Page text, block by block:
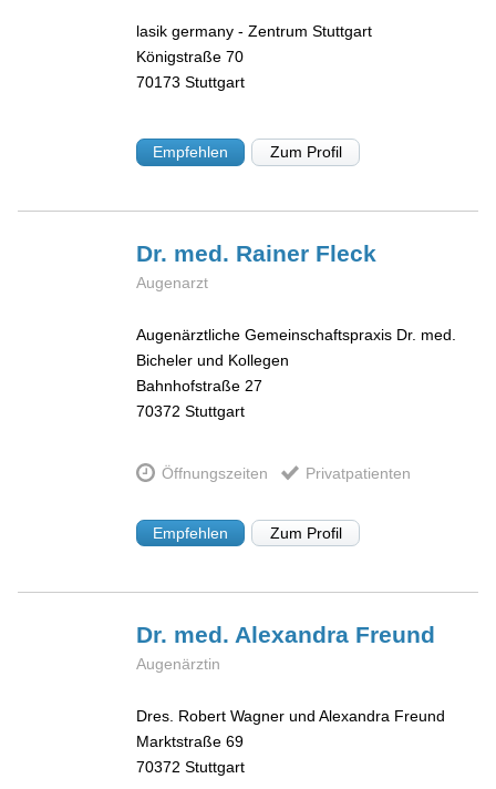
lasik germany - Zentrum Stuttgart
Königstraße 70
70173 Stuttgart
Empfehlen Zum Profil
Dr. med. Rainer Fleck
Augenarzt
Augenärztliche Gemeinschaftspraxis Dr. med.
Bicheler und Kollegen
Bahnhofstraße 27
70372 Stuttgart
Öffnungszeiten Privatpatienten
Empfehlen Zum Profil
Dr. med. Alexandra Freund
Augenärztin
Dres. Robert Wagner und Alexandra Freund
Marktstraße 69
70372 Stuttgart